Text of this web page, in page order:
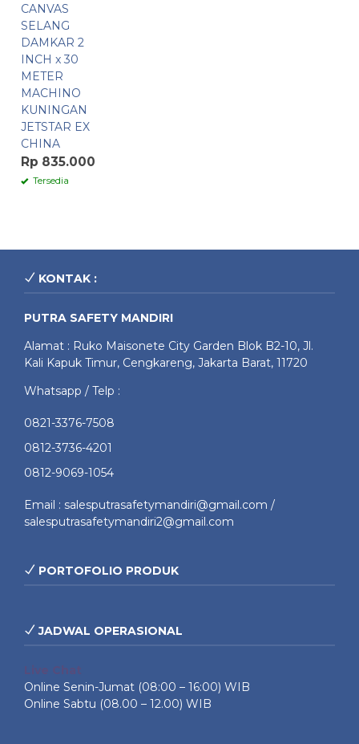
CANVAS
SELANG
DAMKAR 2
INCH x 30
METER
MACHINO
KUNINGAN
JETSTAR EX
CHINA
Rp 835.000
Tersedia
KONTAK :
PUTRA SAFETY MANDIRI
Alamat : Ruko Maisonete City Garden Blok B2-10, Jl.
Kali Kapuk Timur, Cengkareng, Jakarta Barat, 11720
Whatsapp / Telp :
0821-3376-7508
0812-3736-4201
0812-9069-1054
Email : salesputrasafetymandiri@gmail.com /
salesputrasafetymandiri2@gmail.com
PORTOFOLIO PRODUK
JADWAL OPERASIONAL
Live Chat
Online Senin-Jumat (08:00 – 16:00) WIB
Online Sabtu (08.00 – 12.00) WIB